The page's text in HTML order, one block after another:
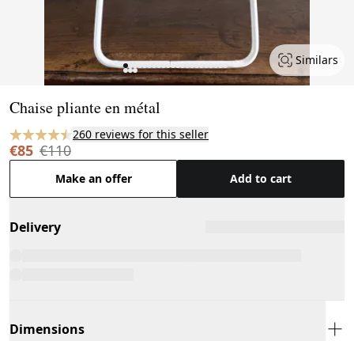
Similars
Chaise pliante en métal
260 reviews for this seller
€85 €110
Make an offer Add to cart
Delivery
Dimensions